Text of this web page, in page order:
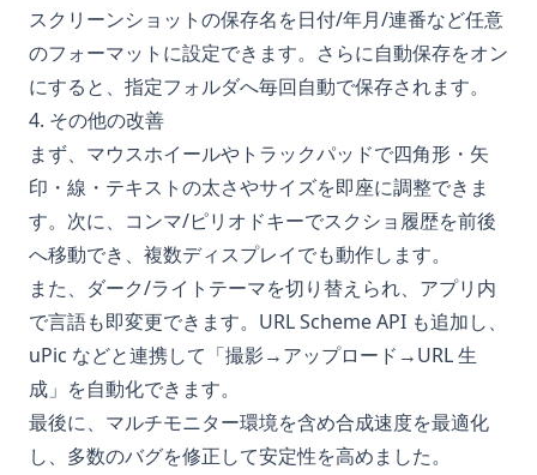
スクリーンショットの保存名を日付/年月/連番など任意
のフォーマットに設定できます。さらに自動保存をオン
にすると、指定フォルダへ毎回自動で保存されます。
4. その他の改善
まず、マウスホイールやトラックパッドで四角形・矢
印・線・テキストの太さやサイズを即座に調整できま
す。次に、コンマ/ピリオドキーでスクショ履歴を前後
へ移動でき、複数ディスプレイでも動作します。
また、ダーク/ライトテーマを切り替えられ、アプリ内
で言語も即変更できます。URL Scheme API も追加し、
uPic などと連携して「撮影→アップロード→URL 生
成」を自動化できます。
最後に、マルチモニター環境を含め合成速度を最適化
し、多数のバグを修正して安定性を高めました。